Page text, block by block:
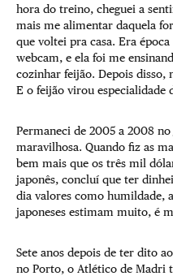
hora do treino, cheguei a
mais me alimentar daquela
que voltei pra casa. Era
webcam, e ela foi me
cozinhar feijão. Depois
E o feijão virou especialidade
Permaneci de 2005 a 2008
maravilhosa. Quando fiz as
bem mais que os três mil
japonês, concluí que ter
dia valores como humildade,
japoneses estimam muito, é
Sete anos depois de ter dito
no Porto, o Atlético de Madri